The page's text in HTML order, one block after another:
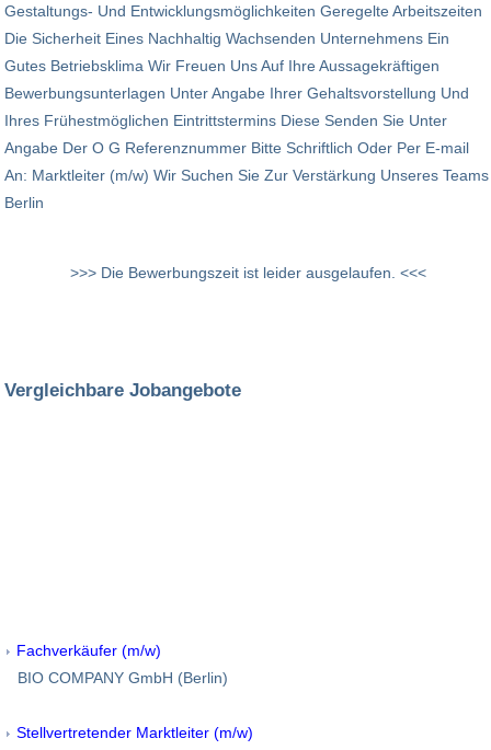
Gestaltungs- Und Entwicklungsmöglichkeiten Geregelte Arbeitszeiten
Die Sicherheit Eines Nachhaltig Wachsenden Unternehmens Ein
Gutes Betriebsklima Wir Freuen Uns Auf Ihre Aussagekräftigen
Bewerbungsunterlagen Unter Angabe Ihrer Gehaltsvorstellung Und
Ihres Frühestmöglichen Eintrittstermins Diese Senden Sie Unter
Angabe Der O G Referenznummer Bitte Schriftlich Oder Per E-mail
An: Marktleiter (m/w) Wir Suchen Sie Zur Verstärkung Unseres Teams
Berlin
>>> Die Bewerbungszeit ist leider ausgelaufen. <<<
Vergleichbare Jobangebote
Fachverkäufer (m/w)
BIO COMPANY GmbH (Berlin)
Stellvertretender Marktleiter (m/w)